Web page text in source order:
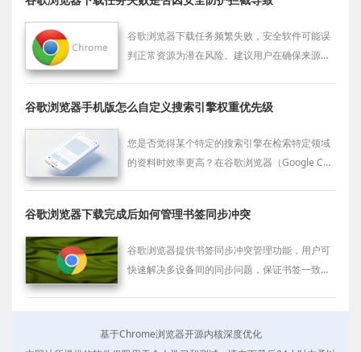
谷歌浏览器下载任务频繁失败，安全软件可能误
判正常资源为潜在风险。建议用户在确保来源安
谷歌浏览器手机版怎么自定义搜索引擎权重优先级
您是否觉得某个特定的搜索引擎在检索特定领域
的资料时效率更高？在谷歌浏览器（Google Chr
谷歌浏览器下载完成后如何管理书签同步冲突
谷歌浏览器提供书签同步冲突管理功能，用户可
快速解决多设备间的同步问题，保证书签一致
基于Chrome浏览器开源内核深度优化